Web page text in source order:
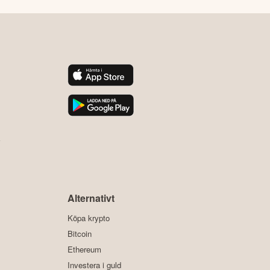
Alternativt
Köpa krypto
Bitcoin
Ethereum
Investera i guld